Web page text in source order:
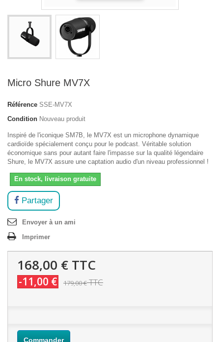
Micro Shure MV7X
Référence SSE-MV7X
Condition Nouveau produit
Inspiré de l'iconique SM7B, le MV7X est un microphone dynamique
cardioïde spécialement conçu pour le podcast. Véritable solution
économique sans pour autant faire l'impasse sur la qualité légendaire
Shure, le MV7X assure une captation audio d'un niveau professionnel !
En stock, livraison gratuite
Partager
Envoyer à un ami
Imprimer
168,00 € TTC
-11,00 € 179,00 €TTC
Commander